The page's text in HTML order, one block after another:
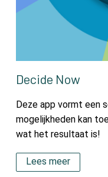
Decide Now
Deze app vormt een
mogelijkheden kan
wat het resultaat is!
Lees meer